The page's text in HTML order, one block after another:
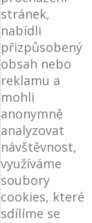
stránek,
nabídli
přizpůsobený
obsah nebo
reklamu a
mohli
anonymně
analyzovat
návštěvnost,
využíváme
soubory
cookies, které
sdílíme se